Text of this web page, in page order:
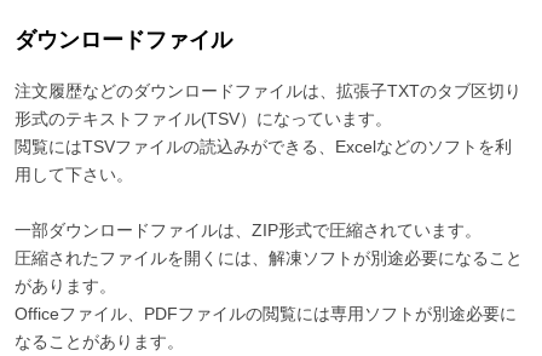
ダウンロードファイル
注文履歴などのダウンロードファイルは、拡張子TXTのタブ区切り
形式のテキストファイル(TSV）になっています。
閲覧にはTSVファイルの読込みができる、Excelなどのソフトを利
用して下さい。
一部ダウンロードファイルは、ZIP形式で圧縮されています。
圧縮されたファイルを開くには、解凍ソフトが別途必要になること
があります。
Officeファイル、PDFファイルの閲覧には専用ソフトが別途必要に
なることがあります。